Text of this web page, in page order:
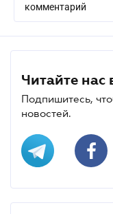
комментарий
Читайте нас
Подпишитесь,
новостей.